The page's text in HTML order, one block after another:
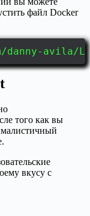
файл Docker
avila/
того как вы
вкусу с